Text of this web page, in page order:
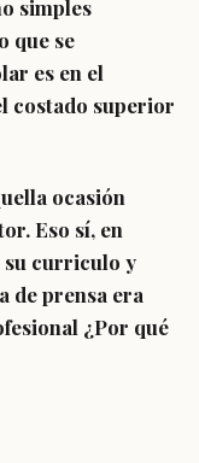
simples
que se
es en el
costado superior
ocasión
Eso sí, en
su curriculo y
de prensa era
¿Por qué